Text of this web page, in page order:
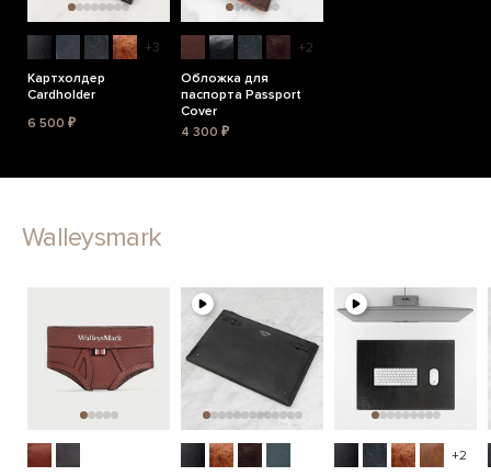
+3
Картхолдер
Cardholder
6 500 ₽
+2
Обложка для
паспорта Passport
Cover
4 300 ₽
Walleysmark
+2